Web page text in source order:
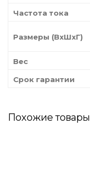
Частота тока
Размеры (ВхШхГ)
Вес
Срок гарантии
Похожие товары